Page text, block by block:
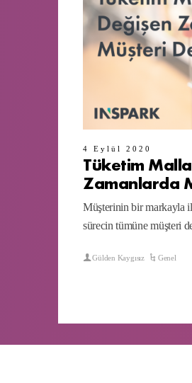
4 Eylül 2020
Tüketim
Zamanlarda
Müşterinin bir markayla
sürecin tümüne müşteri
Gülden Kaygısız Genel